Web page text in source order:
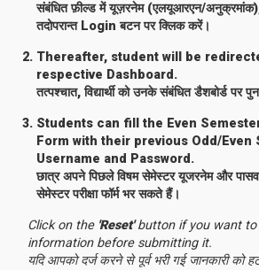
संबंधित फ़ील्ड में यूज़रनेम (एलयूआरएन/अनुक्रमांक),
तदोपरान्त Login बटन पर क्लिक करें।
Thereafter, student will be
respective Dashboard.
तत्पश्चात, विद्यार्थी को उनके संबंधित डैशबोर्ड पर
Students can fill the Even
Form with their previous Odd/Even
Username and Password.
छात्र अपने पिछले विषम सेमेस्टर यूजरनेम और
सेमेस्टर परीक्षा फॉर्म भर सकते हैं।
Click on the 'Reset'button if you want to
information before submitting it.
यदि आपको दर्ज करने से पूर्व भरी गई जानकारी को